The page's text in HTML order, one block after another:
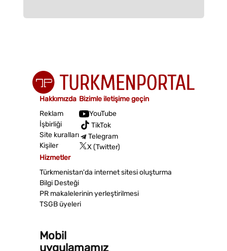
Hakkımızda
Reklam
İşbirliği
Site kuralları
Kişiler
Bizimle iletişime geçin
YouTube
TikTok
Telegram
X (Twitter)
Hizmetler
Türkmenistan'da internet sitesi oluşturma
Bilgi Desteği
PR makalelerinin yerleştirilmesi
TSGB üyeleri
Mobil
uygulamamız